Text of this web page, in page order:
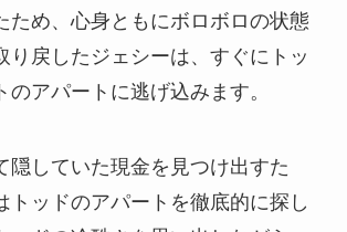
ため、心身ともにボロボロの状態
り戻したジェシーは、すぐにトッ
のアパートに逃げ込みます。
隠していた現金を見つけ出すた
トッドのアパートを徹底的に探し